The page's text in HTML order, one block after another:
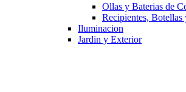
Ollas y Baterias de
Recipientes, Botellas
Iluminacion
Jardin y Exterior